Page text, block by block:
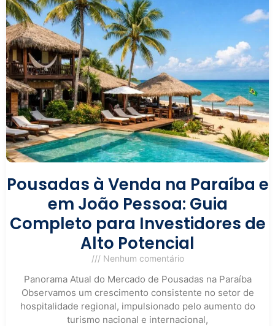
Pousadas à Venda na Paraíba e
em João Pessoa: Guia
Completo para Investidores de
Alto Potencial
Nenhum comentário
Panorama Atual do Mercado de Pousadas na Paraíba
Observamos um crescimento consistente no setor de
hospitalidade regional, impulsionado pelo aumento do
turismo nacional e internacional,